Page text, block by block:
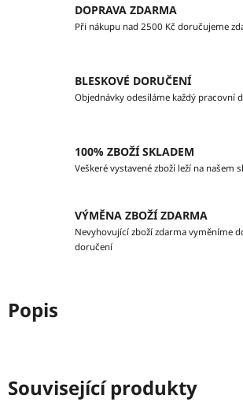
DOPRAVA ZDARMA
Při nákupu nad 2500 Kč doručujeme
BLESKOVÉ DORUČENÍ
Objednávky odesíláme každý pracovní
100% ZBOŽÍ SKLADEM
Veškeré vystavené zboží leží na našem
VÝMĚNA ZBOŽÍ ZDARMA
Nevyhovující zboží zdarma vyměníme
doručení
Popis
Související produkty